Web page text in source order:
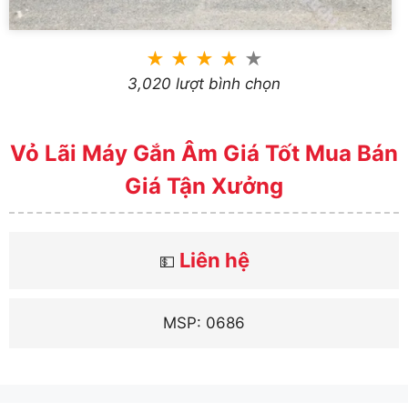
★ ★ ★ ★ ★
3,020 lượt bình chọn
Vỏ Lãi Máy Gắn Âm Giá Tốt Mua Bán
Giá Tận Xưởng
💵 Liên hệ
MSP: 0686